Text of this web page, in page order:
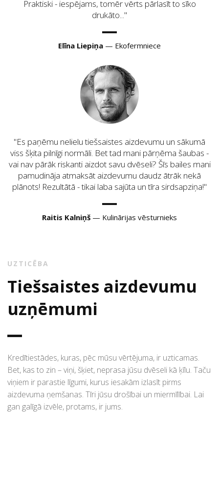
Praktiski - iespējams, tomēr vērts pārlasīt to sīko
drukāto...
Elīna Liepiņa — Ekofermniece
Es paņēmu nelielu tiešsaistes aizdevumu un sākumā
viss šķita pilnīgi normāli. Bet tad mani pārņēma šaubas -
vai nav pārāk riskanti aizdot savu dvēseli? Šīs bailes mani
pamudināja atmaksāt aizdevumu daudz ātrāk nekā
plānots! Rezultātā - tikai laba sajūta un tīra sirdsapziņa!
Raitis Kalniņš — Kulinārijas vēsturnieks
UZTICĒBA
Tiešsaistes aizdevumu
uzņēmumi
Kredītiestādes, kuras, pēc mūsu vērtējuma, ir uzticamas.
Bet, kas to zin – viņi, šķiet, neprasa jūsu dvēseli kā ķīlu. Taču
viņiem ir parastie līgumi, kurus iesakām izlasīt pirms
aizdevuma ņemšanas. Tīri jūsu drošībai un miermīlībai. Lai
gan galīgā izvēle, protams, ir jums.